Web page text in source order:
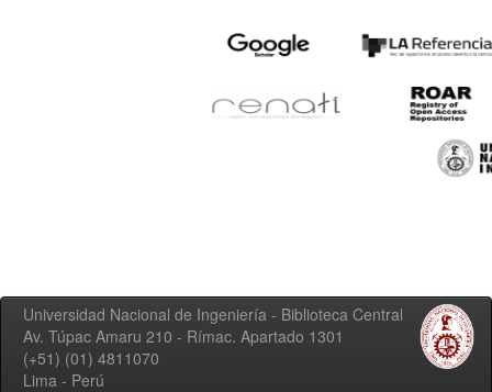
Universidad Nacional de Ingeniería - Biblioteca Central
Av. Túpac Amaru 210 - Rímac. Apartado 1301
(+51) (01) 4811070
Lima - Perú